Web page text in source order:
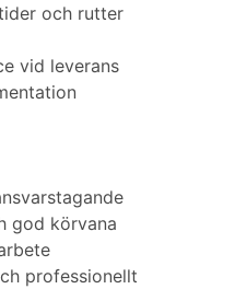
och rutter
vid leverans
god körvana
professionellt